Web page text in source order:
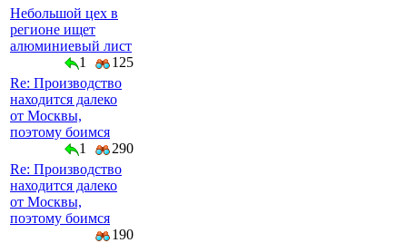
Небольшой цех в
регионе ищет
алюминиевый лист
1
125
Re: Производство
находится далеко
от Москвы,
поэтому боимся
1
290
Re: Производство
находится далеко
от Москвы,
поэтому боимся
190